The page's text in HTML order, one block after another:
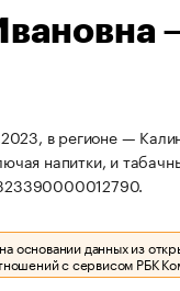
в регионе —
напитки, и
основании данных из
с сервисом РБК